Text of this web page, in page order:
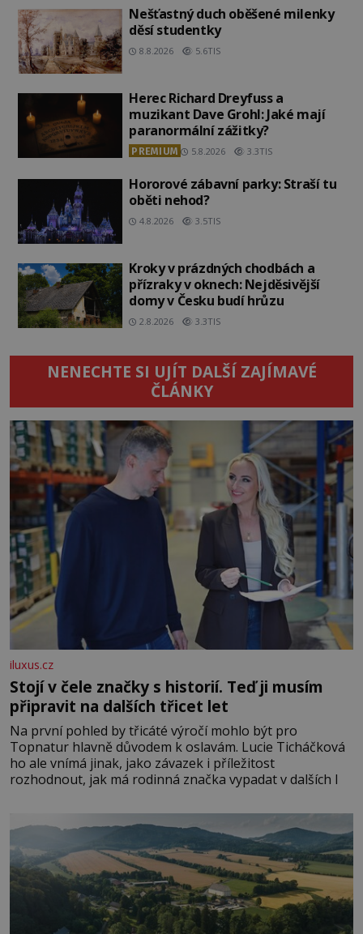
Nešťastný duch oběšené milenky
děsí studentky
8.8.2026 5.6TIS
Herec Richard Dreyfuss a
muzikant Dave Grohl: Jaké mají
paranormální zážitky?
PREMIUM 5.8.2026 3.3TIS
Hororové zábavní parky: Straší tu
oběti nehod?
4.8.2026 3.5TIS
Kroky v prázdných chodbách a
přízraky v oknech: Nejděsivější
domy v Česku budí hrůzu
2.8.2026 3.3TIS
NENECHTE SI UJÍT DALŠÍ ZAJÍMAVÉ
ČLÁNKY
iluxus.cz
Stojí v čele značky s historií. Teď ji musím
připravit na dalších třicet let
Na první pohled by třicáté výročí mohlo být pro
Topnatur hlavně důvodem k oslavám. Lucie Ticháčková
ho ale vnímá jinak, jako závazek i příležitost
rozhodnout, jak má rodinná značka vypadat v dalších l